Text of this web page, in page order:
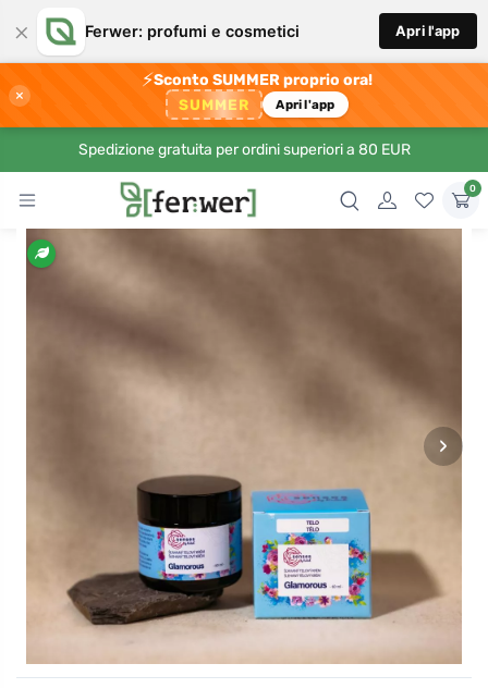
× Ferwer: profumi e cosmetici Apri l'app
×
⚡Sconto SUMMER proprio ora!
SUMMER Apri l'app
Spedizione gratuita per ordini superiori a 80 EUR
0
›